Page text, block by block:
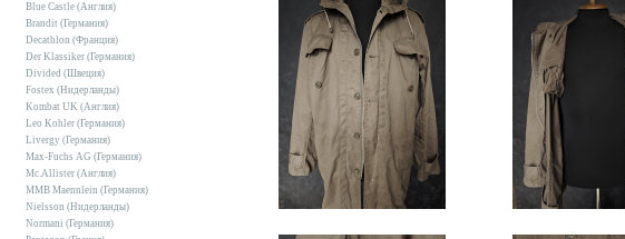
Blue Castle (Англия)
Brandit (Германия)
Decathlon (Франция)
Der Klassiker (Германия)
Divided (Швеция)
Fostex (Нидерланды)
Kombat UK (Англия)
Leo Kohler (Германия)
Livergy (Германия)
Max-Fuchs AG (Германия)
Mc.Allister (Англия)
MMB Maennlein (Германия)
Nielsson (Нидерланды)
Normani (Германия)